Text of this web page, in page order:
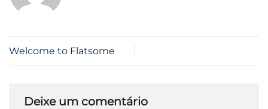
Welcome to Flatsome
Deixe um comentário